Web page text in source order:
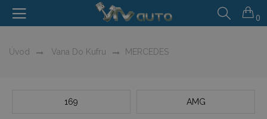
0
Úvod Vana Do Kufru MERCEDES
169 AMG